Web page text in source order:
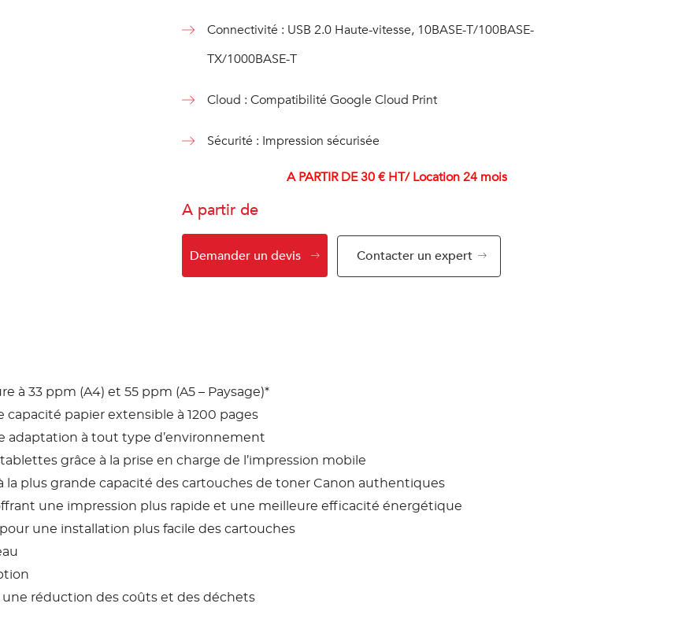
Connectivité : USB 2.0 Haute-vitesse, 10BASE-T/100BASE-
TX/1000BASE-T
Cloud : Compatibilité Google Cloud Print
Sécurité : Impression sécurisée
A PARTIR DE 30 € HT/ Location 24 mois
A partir de
Demander un devis Contacter un expert
à 33 ppm (A4) et 55 ppm (A5 – Paysage)*
papier extensible à 1200 pages
à tout type d’environnement
grâce à la prise en charge de l’impression mobile
la plus grande capacité des cartouches de toner Canon authentiques
une impression plus rapide et une meilleure efficacité énergétique
une installation plus facile des cartouches
réduction des coûts et des déchets